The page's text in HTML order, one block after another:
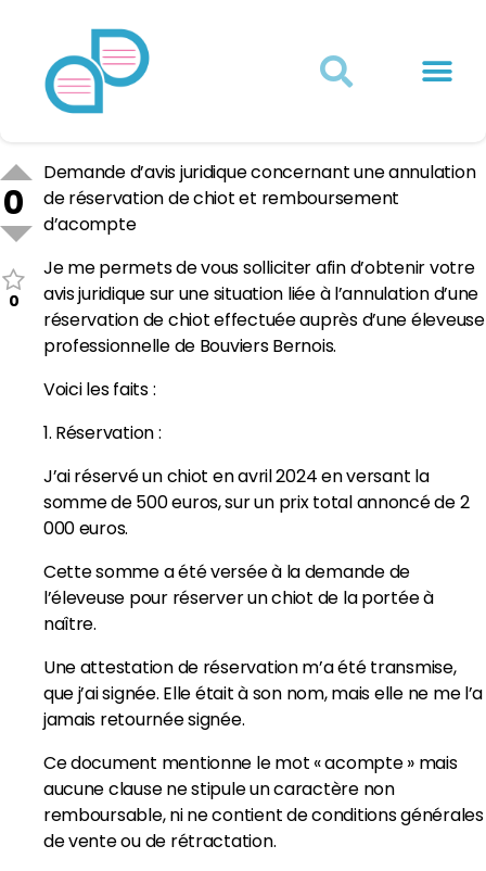
0
0
Demande d’avis juridique concernant une annulation
de réservation de chiot et remboursement
d’acompte
Je me permets de vous solliciter afin d’obtenir votre
avis juridique sur une situation liée à l’annulation d’une
réservation de chiot effectuée auprès d’une éleveuse
professionnelle de Bouviers Bernois.
Voici les faits :
1. Réservation :
J’ai réservé un chiot en avril 2024 en versant la
somme de 500 euros, sur un prix total annoncé de 2
000 euros.
Cette somme a été versée à la demande de
l’éleveuse pour réserver un chiot de la portée à
naître.
Une attestation de réservation m’a été transmise,
que j’ai signée. Elle était à son nom, mais elle ne me l’a
jamais retournée signée.
Ce document mentionne le mot « acompte » mais
aucune clause ne stipule un caractère non
remboursable, ni ne contient de conditions générales
de vente ou de rétractation.